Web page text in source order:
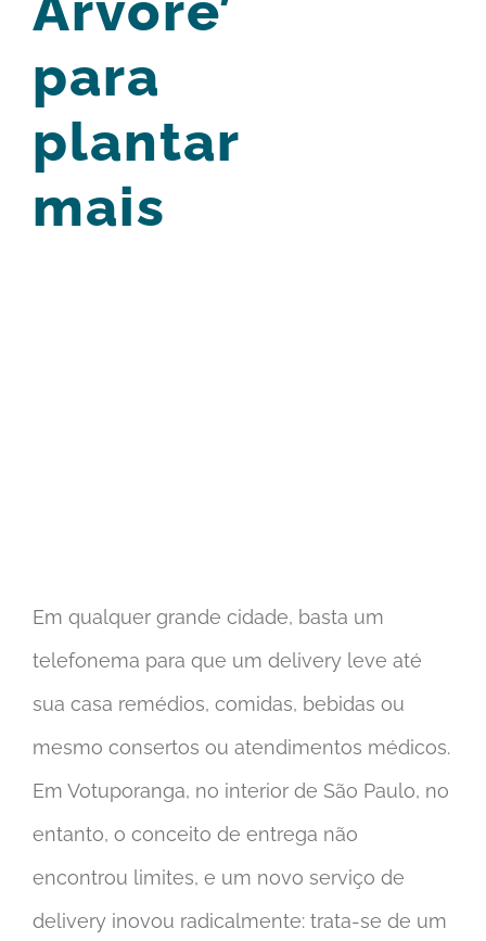
para
plantar
mais
Em qualquer grande cidade, basta um
telefonema para que um delivery leve até
sua casa remédios, comidas, bebidas ou
mesmo consertos ou atendimentos médicos.
Em Votuporanga, no interior de São Paulo, no
entanto, o conceito de entrega não
encontrou limites, e um novo serviço de
delivery inovou radicalmente: trata-se de um